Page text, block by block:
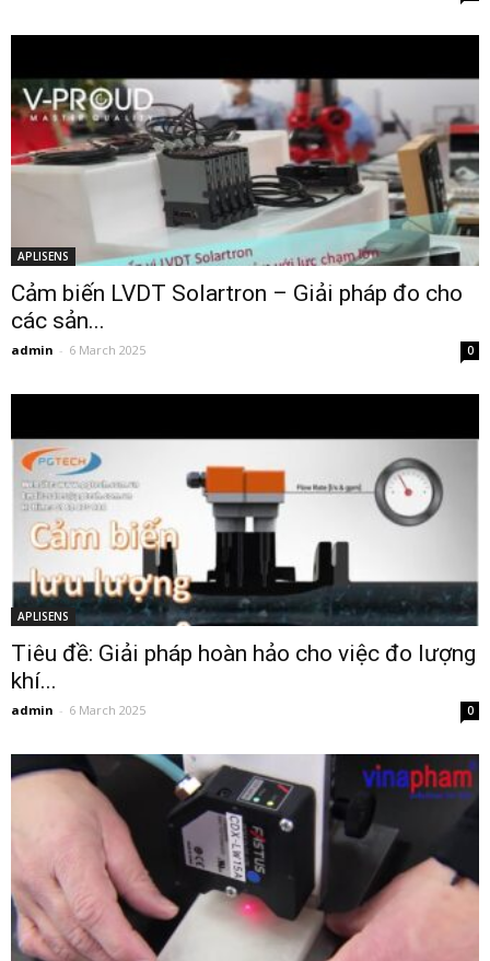
APLISENS
Cảm biến LVDT Solartron – Giải pháp đo cho
các sản...
admin - 6 March 2025 0
APLISENS
Tiêu đề: Giải pháp hoàn hảo cho việc đo lượng
khí...
admin - 6 March 2025 0